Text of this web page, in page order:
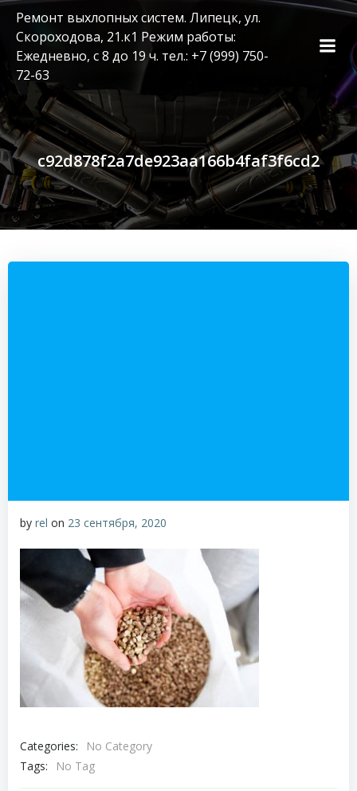
Перейти
к
содержимому
Ремонт выхлопных систем. Липецк, ул.
Скороходова, 21.к1 Режим работы:
Ежедневно, с 8 до 19 ч. тел.: +7 (999) 750-
72-63
c92d878f2a7de923aa166b4faf3f6cd2
by rel on 23 сентября, 2020
Categories:
No Category
Tags:
No Tag